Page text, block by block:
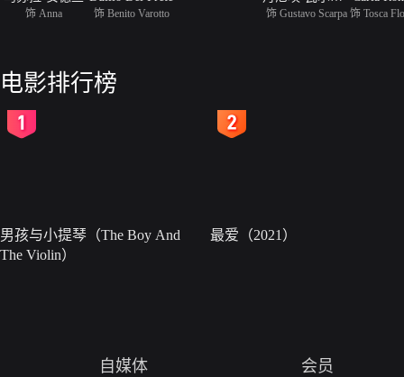
饰 Anna 饰 Benito Varotto 饰 Gustavo Scarpa
电影排行榜
男孩与小提琴（The Boy And
The Violin）
最爱（2021）
自媒体 会员